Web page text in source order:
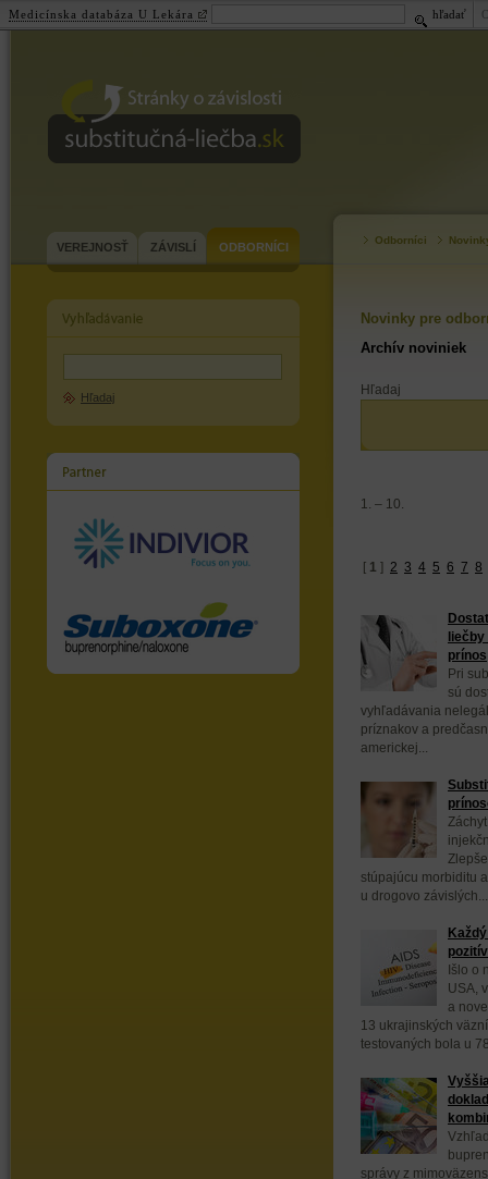
substitučná-liečba.sk
VEREJNOSŤ ZÁVISLÍ ODBORNÍCI
Hľadaj
Odborníci
Novinky pre
Archív noviniek
Hľadaj
1. – 10.
[ 1 ] 2 3 4 5 6 7 8
liečby
prínos
Pri
sú
vyhľadávania
príznakov a
americkej...
stúpajúcu morbiditu
u drogovo závislých...
Išlo o
USA,
a
13 ukrajinských
testovaných bola u
správy z
Medicínska databáza U Lekára hľadať